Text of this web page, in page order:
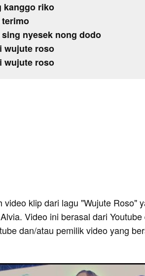
kanggo riko
nyesek nong dodo
wujute roso
wujute roso
video klip dari lagu "Wujute Roso"
Video ini berasal dari
dan/atau pemilik video yang